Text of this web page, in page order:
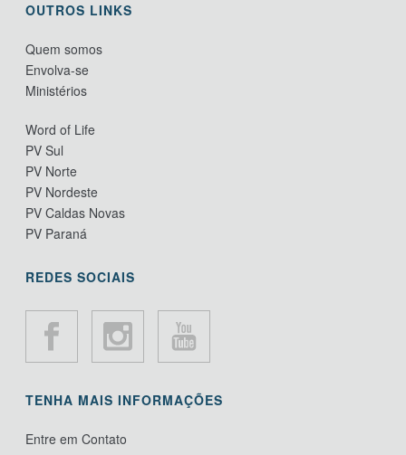
OUTROS LINKS
Quem somos
Envolva-se
Ministérios
Word of Life
PV Sul
PV Norte
PV Nordeste
PV Caldas Novas
PV Paraná
REDES SOCIAIS
TENHA MAIS INFORMAÇÕES
Entre em Contato